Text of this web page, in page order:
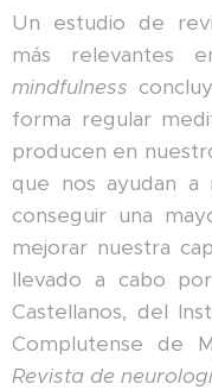
Un estudio de
más relevantes
mindfulness
forma regular
producen en
que nos ayudan a
conseguir una
mejorar nuestra
llevado a cabo
Castellanos, del
Complutense de
Revista de